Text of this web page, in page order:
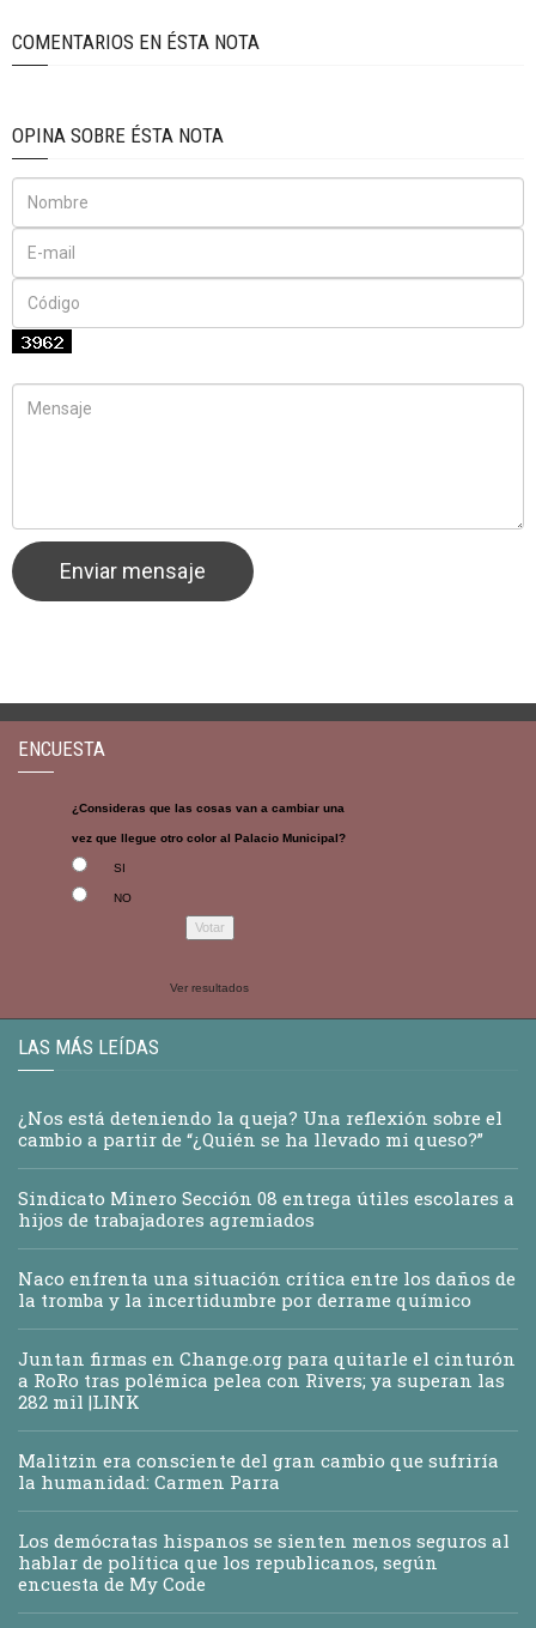
COMENTARIOS EN ÉSTA NOTA
OPINA SOBRE ÉSTA NOTA
ENCUESTA
¿Consideras que las cosas van a cambiar una
vez que llegue otro color al Palacio Municipal?
SI
NO
Ver resultados
LAS MÁS LEÍDAS
¿Nos está deteniendo la queja? Una reflexión sobre el
cambio a partir de “¿Quién se ha llevado mi queso?”
Sindicato Minero Sección 08 entrega útiles escolares a
hijos de trabajadores agremiados
Naco enfrenta una situación crítica entre los daños de
la tromba y la incertidumbre por derrame químico
Juntan firmas en Change.org para quitarle el cinturón
a RoRo tras polémica pelea con Rivers; ya superan las
282 mil |LINK
Malitzin era consciente del gran cambio que sufriría
la humanidad: Carmen Parra
Los demócratas hispanos se sienten menos seguros al
hablar de política que los republicanos, según
encuesta de My Code